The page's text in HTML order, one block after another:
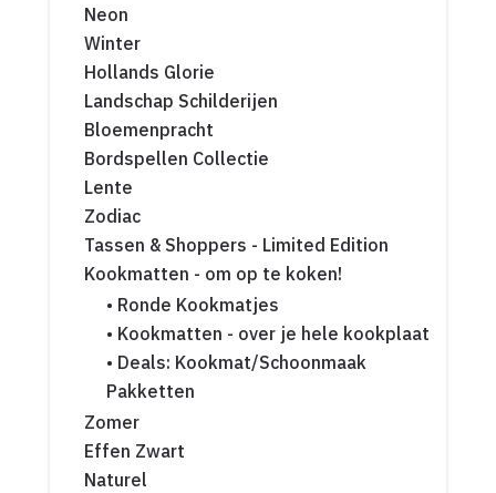
Neon
Winter
Hollands Glorie
Landschap Schilderijen
Bloemenpracht
Bordspellen Collectie
Lente
Zodiac
Tassen & Shoppers - Limited Edition
Kookmatten - om op te koken!
• Ronde Kookmatjes
• Kookmatten - over je hele kookplaat
• Deals: Kookmat/Schoonmaak
Pakketten
Zomer
Effen Zwart
Naturel